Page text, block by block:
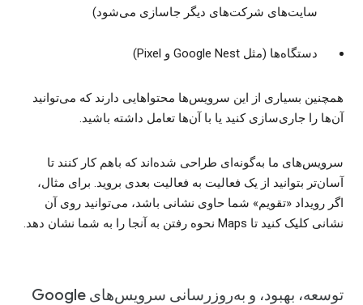
سایت‌های شرکت‌های دیگر جاسازی می‌شود)
دستگاه‌ها (مثل Google Nest و Pixel)
همچنین بسیاری از این سرویس‌ها محتواهایی دارند که می‌توانید
آن‌ها را جاری‌سازی کنید یا با آن‌ها تعامل داشته باشید.
سرویس‌های ما به‌گونه‌ای طراحی شده‌اند که باهم کار کنند تا
آسان‌تر بتوانید از یک فعالیت به فعالیت بعدی بروید. برای مثال،
اگر رویداد «تقویم» شما حاوی نشانی باشد، می‌توانید روی آن
نشانی کلیک کنید تا Maps نحوه رفتن به آنجا را به شما نشان دهد.
توسعه، بهبود، و به‌روزرسانی سرویس‌های Google